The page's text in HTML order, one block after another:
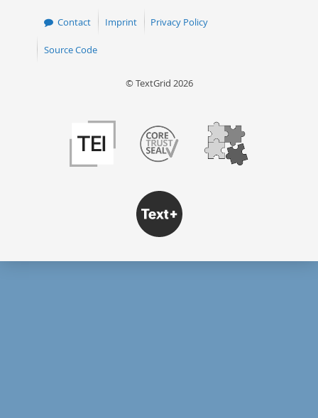
Contact Imprint Privacy Policy
Source Code
© TextGrid 2026